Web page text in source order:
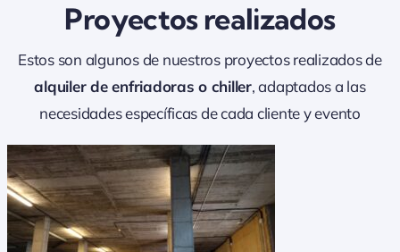
Proyectos realizados
Estos son algunos de nuestros proyectos realizados de
alquiler de enfriadoras o chiller, adaptados a las
necesidades específicas de cada cliente y evento